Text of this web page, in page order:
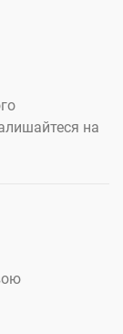
на